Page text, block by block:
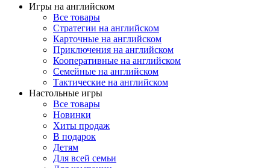
Игры на английском
Все товары
Стратегии на английском
Карточные на английском
Приключения на английском
Кооперативные на английском
Семейные на английском
Тактические на английском
Настольные игры
Все товары
Новинки
Хиты продаж
В подарок
Детям
Для всей семьи